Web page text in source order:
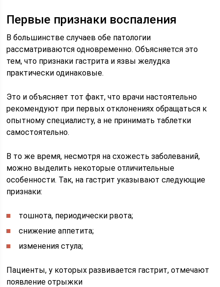
Первые признаки воспаления
В большинстве случаев обе патологии
рассматриваются одновременно. Объясняется это
тем, что признаки гастрита и язвы желудка
практически одинаковые.
Это и объясняет тот факт, что врачи настоятельно
рекомендуют при первых отклонениях обращаться к
опытному специалисту, а не принимать таблетки
самостоятельно.
В то же время, несмотря на схожесть заболеваний,
можно выделить некоторые отличительные
особенности. Так, на гастрит указывают следующие
признаки:
тошнота, периодически рвота;
снижение аппетита;
изменения стула;
Пациенты, у которых развивается гастрит, отмечают
появление отрыжки